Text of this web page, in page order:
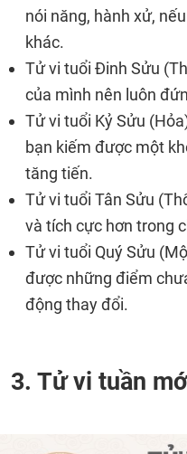
nói năng, hành xử,
khác.
Tử vi tuổi Đinh Sửu
của mình nên luôn
Tử vi tuổi Kỷ Sửu
bạn kiếm được một
tăng tiến.
Tử vi tuổi Tân Sửu
và tích cực hơn trong
Tử vi tuổi Quý Sửu
được những điểm
động thay đổi.
3. Tử vi tuần